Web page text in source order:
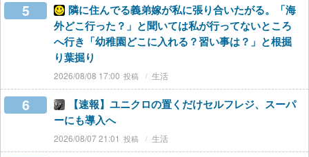
5
隣に住んでる義弟嫁が私に張り合いたがる。「海
外どこ行った？」と聞いては私が行ってないところ
へ行き「幼稚園どこに入れる？習い事は？」と根掘
り葉掘り
2026/08/08 17:00 生活
6
【速報】ユニクロの置くだけセルフレジ、スーパ
ーにも導入へ
2026/08/07 21:01 生活